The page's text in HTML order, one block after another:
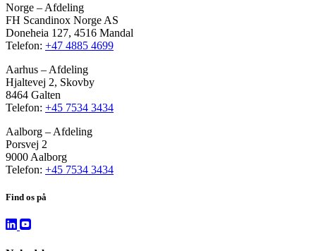
Norge – Afdeling
FH Scandinox Norge AS
Doneheia 127, 4516 Mandal
Telefon: +47 4885 4699
Aarhus – Afdeling
Hjaltevej 2, Skovby
8464 Galten
Telefon: +45 7534 3434
Aalborg – Afdeling
Porsvej 2
9000 Aalborg
Telefon: +45 7534 3434
Find os på